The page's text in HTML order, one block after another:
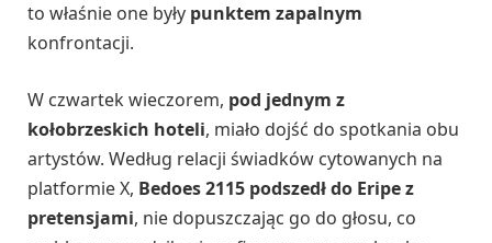
to właśnie one były punktem zapalnym
konfrontacji.
W czwartek wieczorem, pod jednym z
kołobrzeskich hoteli, miało dojść do spotkania obu
artystów. Według relacji świadków cytowanych na
platformie X, Bedoes 2115 podszedł do Eripe z
pretensjami, nie dopuszczając go do głosu, co